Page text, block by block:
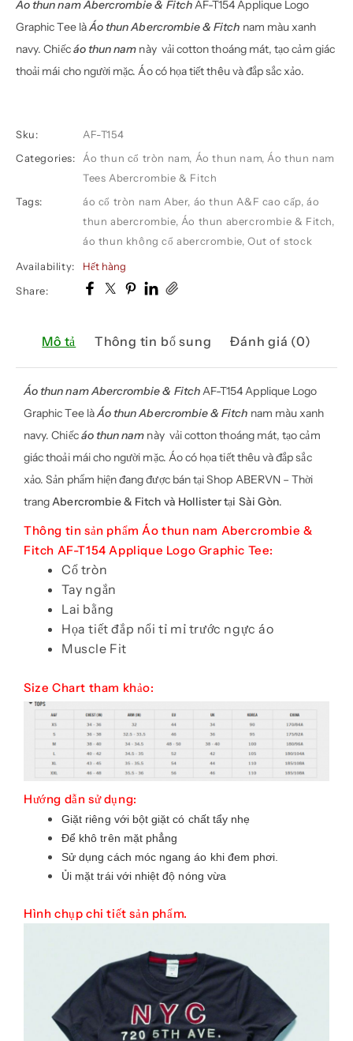
Áo thun nam Abercrombie & FitchAF-T154 Applique Logo
Graphic Tee làÁo thun Abercrombie & Fitch nam màu xanh
navy. Chiếcáo thun nam này vải cotton thoáng mát, tạo cảm giác
thoải mái cho người mặc. Áo có họa tiết thêu và đắp sắc xảo.
Sku:
AF-T154
Categories:
Áo thun cổ tròn nam, Áo thun nam, Áo thun nam
Tees Abercrombie & Fitch
Tags:
áo cổ tròn nam Aber, áo thun A&F cao cấp,áo
thun abercrombie, Áo thun abercrombie & Fitch,
áo thun không cổ abercrombie,Out of stock
Availability:
Hết hàng
Share:
Mô tả Thông tin bổ sung Đánh giá (0)
Áo thun nam Abercrombie & FitchAF-T154 Applique Logo
Graphic Tee làÁo thun Abercrombie & Fitch nam màu xanh
navy. Chiếcáo thun nam này vải cotton thoáng mát, tạo cảm
giác thoải mái cho người mặc. Áo có họa tiết thêu và đắp sắc
xảo. Sản phẩm hiện đang được bán tại Shop ABERVN – Thời
trangAbercrombie & Fitch và Hollister tại Sài Gòn.
Thông tin sản phẩm Áo thun nam Abercrombie &
Fitch AF-T154 Applique Logo Graphic Tee:
Cổ tròn
Tay ngắn
Lai bằng
Họa tiết đắp nổi tỉ mỉ trước ngực áo
Muscle Fit
Size Chart tham khảo:
Hướng dẫn sử dụng:
Giặt riêng với bột giặt có chất tẩy nhẹ
Để khô trên mặt phẳng
Sử dụng cách móc ngang áo khi đem phơi.
Ủi mặt trái với nhiệt độ nóng vừa
Hình chụp chi tiết sản phẩm.